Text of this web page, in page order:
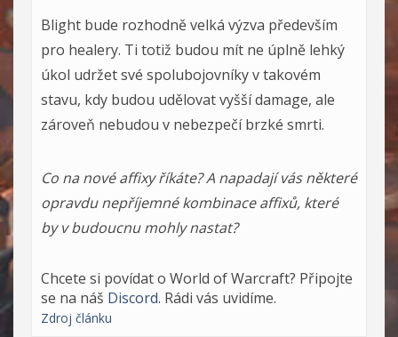
Blight bude rozhodně velká výzva především
pro healery. Ti totiž budou mít ne úplně lehký
úkol udržet své spolubojovníky v takovém
stavu, kdy budou udělovat vyšší damage, ale
zároveň nebudou v nebezpečí brzké smrti.
Co na nové affixy říkáte? A napadají vás některé
opravdu nepříjemné kombinace affixů, které
by v budoucnu mohly nastat?
Chcete si povídat o World of Warcraft? Připojte
se na náš Discord. Rádi vás uvidíme.
Zdroj článku